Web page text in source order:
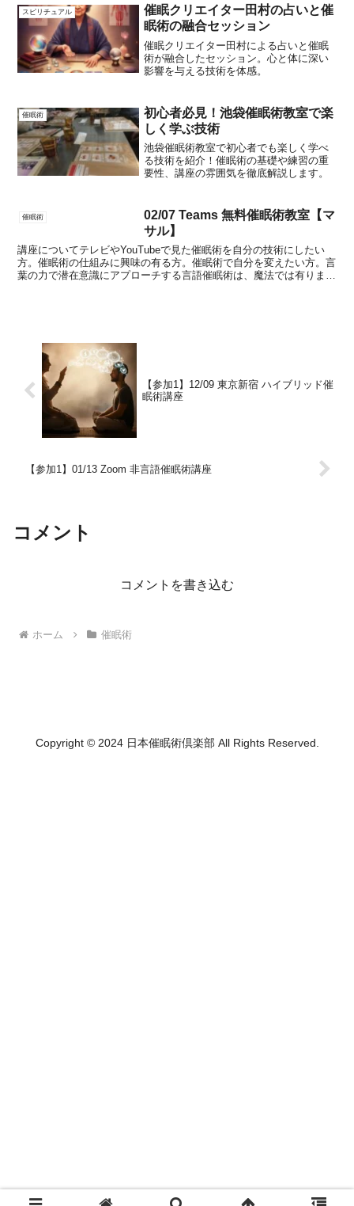
スピリチュアル
催眠クリエイター田村の占いと催
眠術の融合セッション
催眠クリエイター田村による占いと催眠
術が融合したセッション。心と体に深い
影響を与える技術を体感。
催眠術
初心者必見！池袋催眠術教室で楽
しく学ぶ技術
池袋催眠術教室で初心者でも楽しく学べ
る技術を紹介！催眠術の基礎や練習の重
要性、講座の雰囲気を徹底解説します。
催眠術
02/07 Teams 無料催眠術教室【マ
サル】
講座についてテレビやYouTubeで見た催眠術を自分の技術にしたい
方。催眠術の仕組みに興味の有る方。催眠術で自分を変えたい方。言
葉の力で潜在意識にアプローチする言語催眠術は、魔法では有りませ
【参加1】12/09 東京新宿 ハイブリッド催
眠術講座
【参加1】01/13 Zoom 非言語催眠術講座
コメント
コメントを書き込む
ホーム 催眠術
Copyright © 2024 日本催眠術倶楽部 All Rights Reserved.